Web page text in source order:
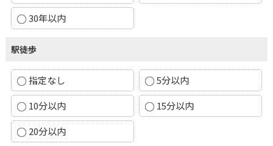
30年以内
駅徒歩
指定なし
5分以内
10分以内
15分以内
20分以内